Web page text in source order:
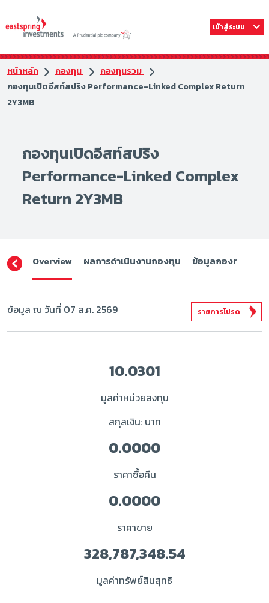
เข้าสู่ระบบ
หน้าหลัก กองทุน
กองทุนรวม
กองทุนเปิดอีสท์สปริง Performance-Linked Complex Return
2Y3MB
กองทุนเปิดอีสท์สปริง
Performance-Linked Complex
Return 2Y3MB
Overview ผลการดำเนินงานกองทุน ข้อมูลกองทุน
ข้อมูล ณ วันที่ 07 ส.ค. 2569 รายการโปรด
10.0301
มูลค่าหน่วยลงทุน
สกุลเงิน: บาท
0.0000
ราคาซื้อคืน
0.0000
ราคาขาย
328,787,348.54
มูลค่าทรัพย์สินสุทธิ